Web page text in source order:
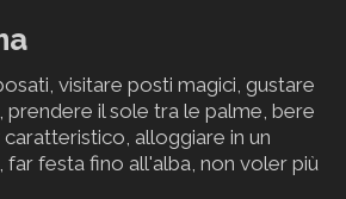
visitare posti magici, gustare
prendere il sole tra le palme, bere
alloggiare in un
festa fino all'alba, non voler più